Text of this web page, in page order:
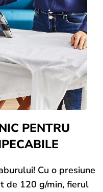
PENTRU
Cu o presiune
de 120 g/min, fierul